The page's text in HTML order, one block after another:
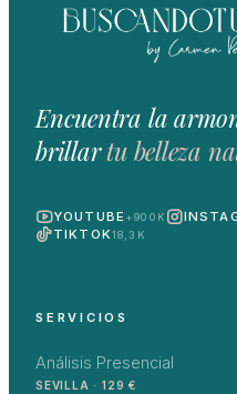
Encuentra la
brillartu belleza
YOUTUBE +900K
TIKTOK18,3K
SERVICIOS
Análisis Presencial
SEVILLA · 129 €